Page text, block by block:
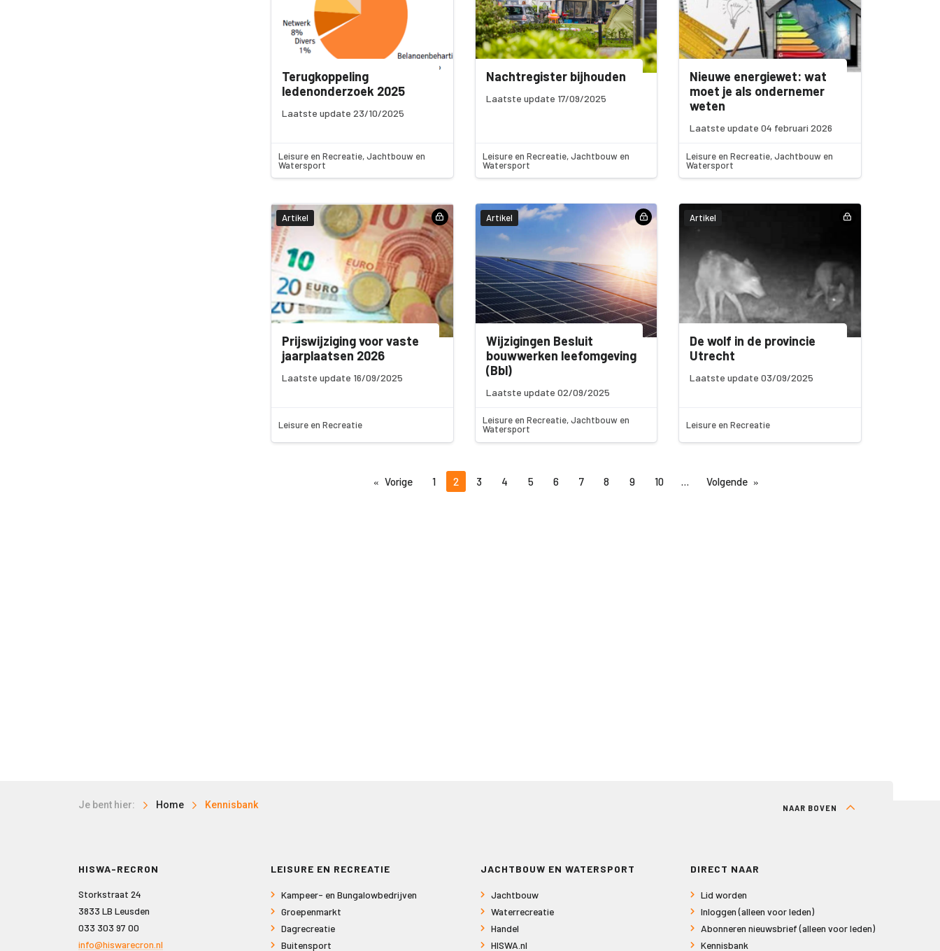
Terugkoppeling
ledenonderzoek 2025
Laatste update 23/10/2025
Leisure en Recreatie, Jachtbouw en
Watersport
Nachtregister bijhouden
Laatste update 17/09/2025
Leisure en Recreatie, Jachtbouw en
Watersport
Nieuwe energiewet: wat
moet je als ondernemer
weten
Laatste update 04 februari 2026
Leisure en Recreatie, Jachtbouw en
Watersport
Artikel
Prijswijziging voor vaste
jaarplaatsen 2026
Laatste update 16/09/2025
Leisure en Recreatie
Artikel
Wijzigingen Besluit
bouwwerken leefomgeving
(Bbl)
Laatste update 02/09/2025
Leisure en Recreatie, Jachtbouw en
Watersport
Artikel
De wolf in de provincie
Utrecht
Laatste update 03/09/2025
Leisure en Recreatie
Vorige 1 2 3 4 5 6 7 8 9 10 Volgende
Je bent hier: Home Kennisbank NAAR BOVEN
HISWA-RECRON
Storkstraat 24
3833 LB Leusden
033 303 97 00
info@hiswarecron.nl
LEISURE EN RECREATIE
Kampeer- en Bungalowbedrijven
Groepenmarkt
Dagrecreatie
Buitensport
JACHTBOUW EN WATERSPORT
Jachtbouw
Waterrecreatie
Handel
HISWA.nl
DIRECT NAAR
Lid worden
Inloggen (alleen voor leden)
Abonneren nieuwsbrief (alleen voor leden)
Kennisbank